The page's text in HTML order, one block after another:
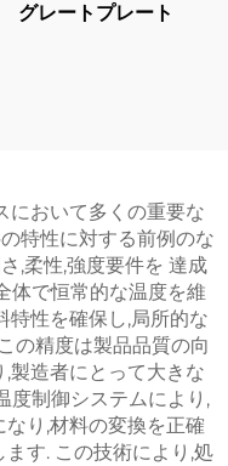
グレートプレート
において多くの重要な
特性に対する前例のな
,柔性,強度要件を 達成
体で恒常的な温度を維
特性を確保し,局所的な
の精度は製品品質の向
製造者にとって大きな
度制御システムにより,
り,材料の変換を正確
す. この技術により,処